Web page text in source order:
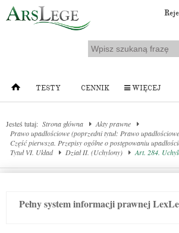
TESTY CENNIK WIĘCEJ
Jesteś tutaj: Strona główna
Akty prawne
Prawo upadłościowe (poprzedni tytuł: Prawo
Część pierwsza. Przepisy ogólne o postępowaniu
Tytuł VI. Układ
Dział II. (Uchylony) Art. 284.
Pełny system informacji prawnej